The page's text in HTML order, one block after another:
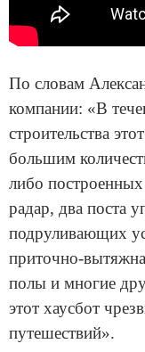
По словам
компании: «В
строительства
большим
либо
радар, два поста
подруливающих
приточно-
полы и многие
этот хаусбот
путешествий».